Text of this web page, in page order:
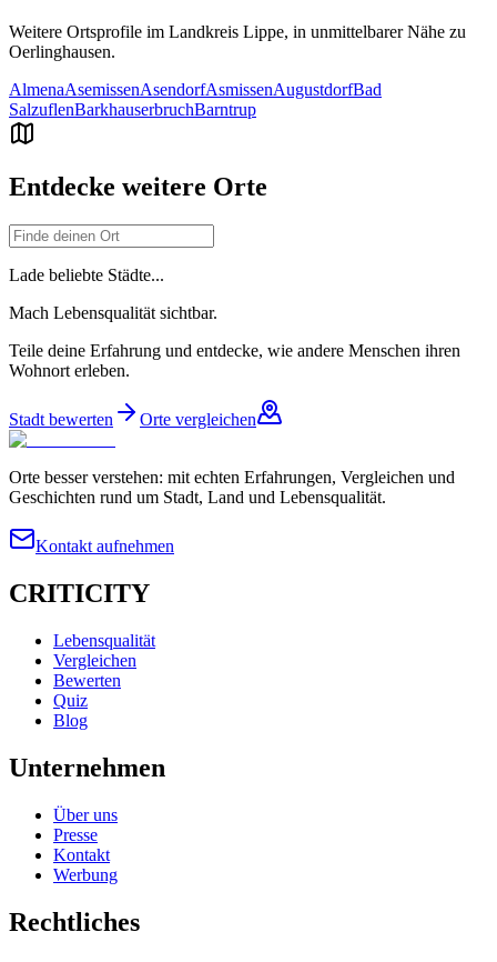
Weitere Ortsprofile im Landkreis Lippe, in unmittelbarer Nähe zu
Oerlinghausen.
AlmenaAsemissenAsendorfAsmissenAugustdorfBad
SalzuflenBarkhauserbruchBarntrup
Entdecke weitere Orte
Lade beliebte Städte...
Mach Lebensqualität sichtbar.
Teile deine Erfahrung und entdecke, wie andere Menschen ihren
Wohnort erleben.
Stadt bewerten Orte vergleichen
Orte besser verstehen: mit echten Erfahrungen, Vergleichen und
Geschichten rund um Stadt, Land und Lebensqualität.
Kontakt aufnehmen
CRITICITY
Lebensqualität
Vergleichen
Bewerten
Quiz
Blog
Unternehmen
Über uns
Presse
Kontakt
Werbung
Rechtliches